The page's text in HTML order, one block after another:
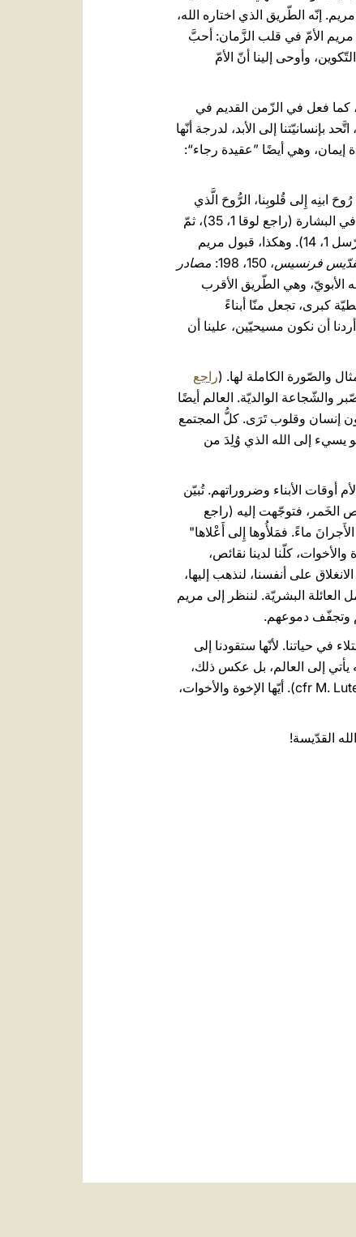
إنّه الطّريق الذي اختاره الله،
مريم الأمّ في قلب الزَّمان: أحبَّ
وأوحى إلينا أنّ الأمّ
كما فعل في الزّمن القديم في
إلى الأبد، لدرجة أنّها
إيمان، وهي أيضًا ”عقيدة رجاء“:
ابنِه إِلى قُلوبِنا، الرُّوحَ الَّذي
يُنادي: "يا أَبَتِ" (غلاطية 4، 6). وفي إرسال الرّوح القدس أيضًا، الأمّ موجودة، فقد بدأ الرّوح القدس يحلّ عليها في البشارة (راجع لوقا 1، 35)، ثمّ
في بداية نشوء الكنيسة، نزل الرّوح القدس على الرّسل المجتمعين في الصّلاة مع "مَريَمَ أُمِّ يسوع" (أعمال الرّسل 1، 14). وهكذا، قبول مريم
فرنسيس، 150، 198:
مصادر
الأبويّ، وهي الطّريق الأقرب
كبرى، تجعل منّا أبناءً
أن نكون مسيحيّين، علينا أن
والصّورة الكاملة لها. (راجع
والشّجاعة الوالديّة. العالم أيضًا
إنسان وقلوب تَرَى. كلُّ المجتمع
يسيء إلى الله الذي وُلِدَ من
الأبناء وضروراتهم. تُبيّن
الخَمر، فتوجّهت إليه (راجع
الأَجرانَ ماءً. فمَلأُوها إِلى أَعْلاها"
والأخوات، كلّنا لدينا نقائص،
على أنفسنا، لنذهب إليها،
العائلة البشريّة. لننظر إلى مريم
وتجفّف دموعهم.
في حياتنا. لأنّها ستقودنا إلى
إلى العالم، بل عكس ذلك،
1516-1517, 18). أيّها الإخوة والأخوات،
القدّيسة!